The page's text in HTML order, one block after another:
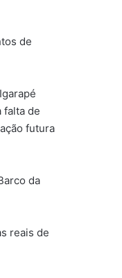
de
falta de
futura
da
reais de